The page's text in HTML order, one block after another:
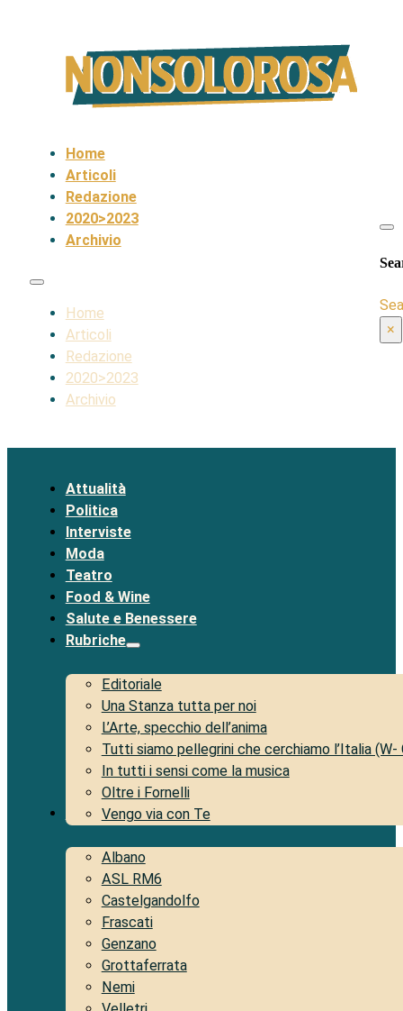
Home
Articoli
Redazione
2020>2023
Archivio
Home
Articoli
Redazione
2020>2023
Archivio
×
Attualità
Politica
Interviste
Moda
Teatro
Food & Wine
Salute e Benessere
Rubriche
Editoriale
Una Stanza tutta per noi
L’Arte, specchio dell’anima
Tutti siamo pellegrini che cerchiamo l’Italia (W-
In tutti i sensi come la musica
Oltre i Fornelli
Vengo via con Te
Territorio
Albano
ASL RM6
Castelgandolfo
Frascati
Genzano
Grottaferrata
Nemi